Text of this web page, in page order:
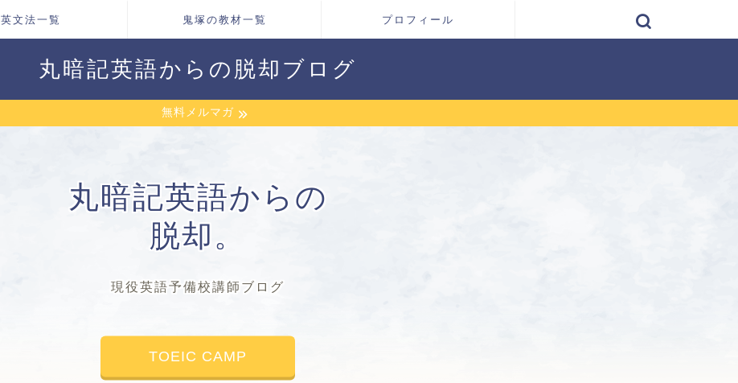
英文法一覧 鬼塚の教材一覧 プロフィール
丸暗記英語からの脱却ブログ
無料メルマガ
丸暗記英語からの
脱却。
現役英語予備校講師ブログ
TOEIC CAMP